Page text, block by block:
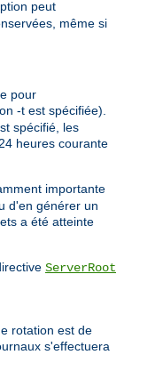
peut
même si
pour
-t est spécifiée).
spécifié, les
heures courante
importante
d'en générer un
a été atteinte
ServerRoot
rotation est de
s'effectuera